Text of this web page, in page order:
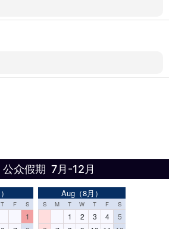
众假期 7月-12月
T F S
1
Aug（8月）
S M T W T F S
1 2 3 4
5